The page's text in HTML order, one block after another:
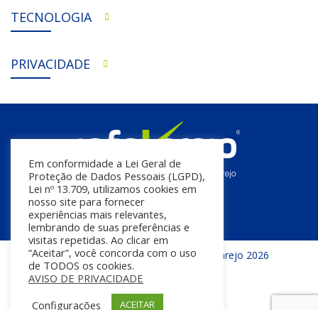
TECNOLOGIA
PRIVACIDADE
Todos os direitos reservados | InfoVarejo 2026
Em conformidade a Lei Geral de
Proteção de Dados Pessoais (LGPD),
Lei nº 13.709, utilizamos cookies em
nosso site para fornecer
experiências mais relevantes,
lembrando de suas preferências e
visitas repetidas. Ao clicar em
“Aceitar”, você concorda com o uso
de TODOS os cookies.
AVISO DE PRIVACIDADE
Configurações
ACEITAR